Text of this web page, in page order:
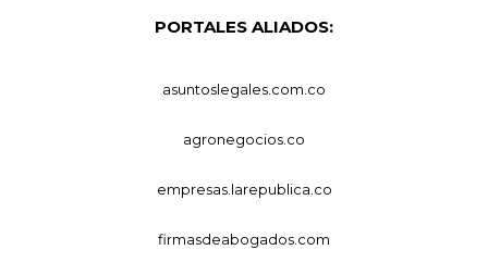
PORTALES ALIADOS:
asuntoslegales.com.co
agronegocios.co
empresas.larepublica.co
firmasdeabogados.com